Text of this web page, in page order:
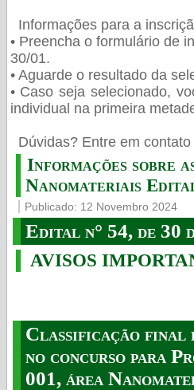
Informações para a
• Preencha o formulário de
30/01.
• Aguarde o resultado da
• Caso seja selecionado,
individual na primeira
Dúvidas? Entre em
Informações sobre
Nanomateriais
Publicado: 12 Novembro 2024
Edital n° 54, de 30
AVISOS
Classificação final
no concurso para
001, área